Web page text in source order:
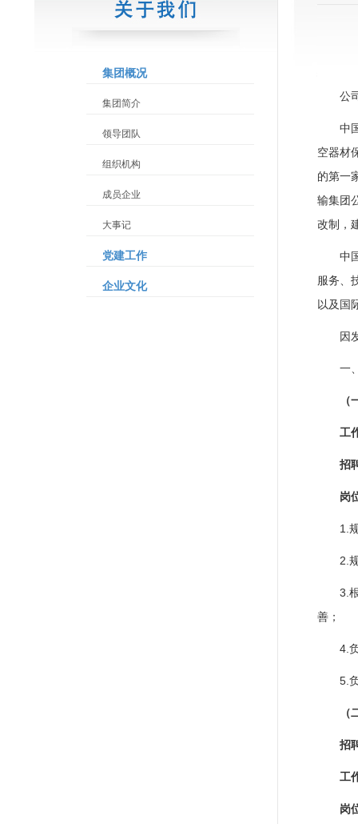
集团概况
集团简介
领导团队
组织机构
成员企业
大事记
党建工作
企业文化
公
中
空器材
的第一
输集团
改制，
中
服务、
以及国
因
一
工
招
岗
1.
2.
3.
善；
4.
5.
招
工
岗